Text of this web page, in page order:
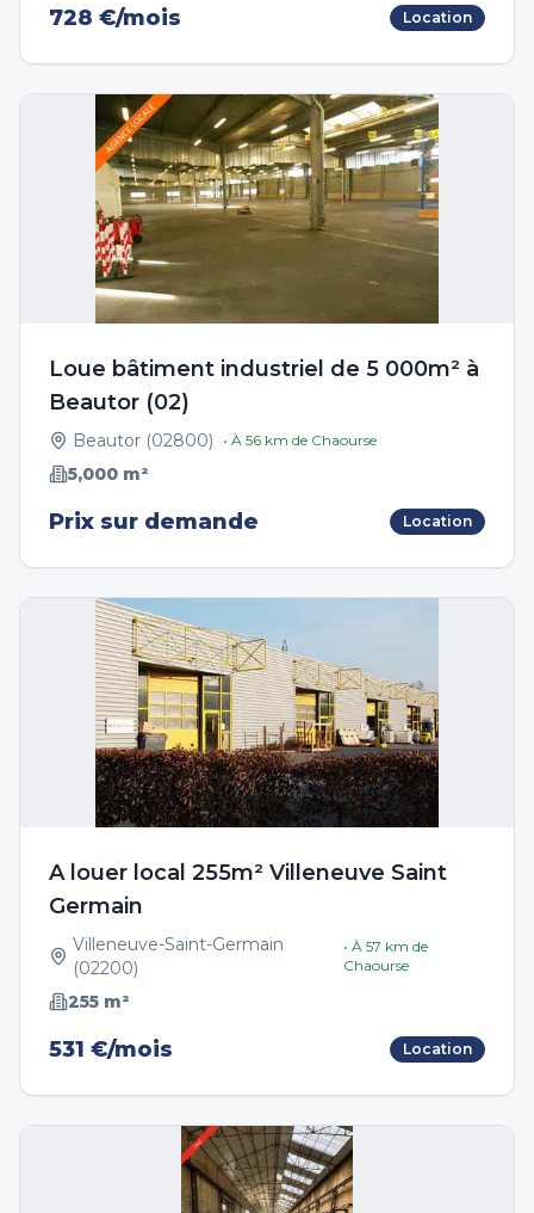
728 €/mois Location
Loue bâtiment industriel de 5 000m² à
Beautor (02)
Beautor (02800) • À 56 km de Chaourse
5,000 m²
Prix sur demande Location
A louer local 255m² Villeneuve Saint
Germain
Villeneuve-Saint-Germain
(02200)
• À 57 km de
Chaourse
255 m²
531 €/mois Location